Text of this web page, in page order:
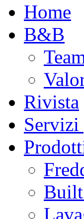
Home
B&B
Rivista
Servizi